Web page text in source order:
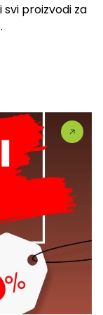
svi proizvodi za